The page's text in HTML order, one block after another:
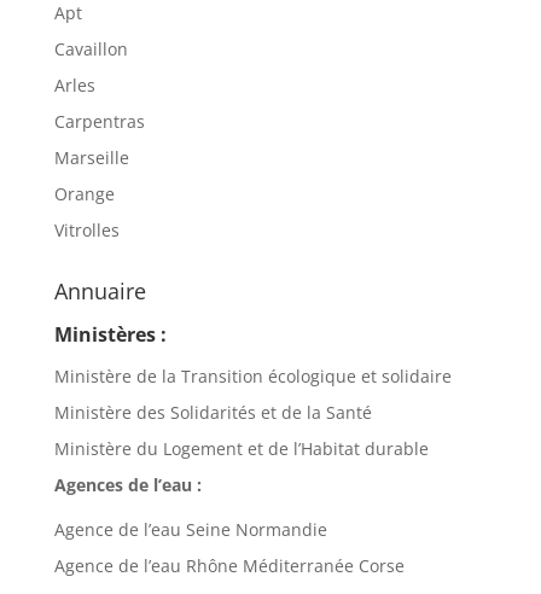
Apt
Cavaillon
Arles
Carpentras
Marseille
Orange
Vitrolles
Annuaire
Ministères :
Ministère de la Transition écologique et solidaire
Ministère des Solidarités et de la Santé
Ministère du Logement et de l’Habitat durable
Agences de l’eau :
Agence de l’eau Seine Normandie
Agence de l’eau Rhône Méditerranée Corse